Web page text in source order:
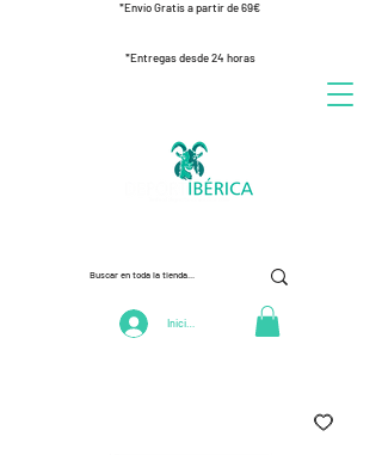
*Envío Gratis a partir de 69€
*Entregas desde 24 horas
Iniciar Sesión